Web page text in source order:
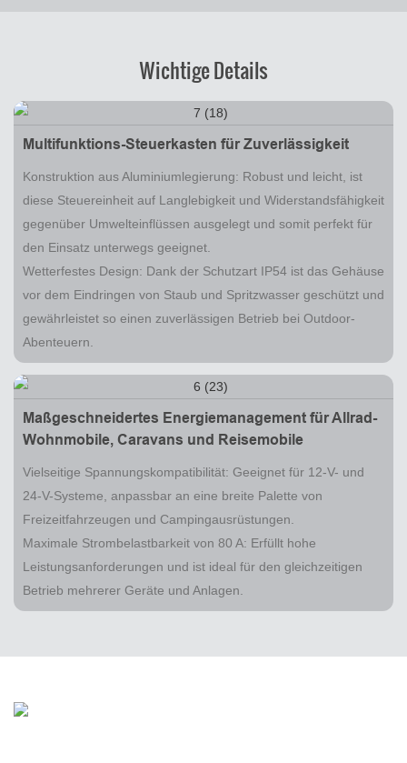
Wichtige Details
Multifunktions-Steuerkasten für Zuverlässigkeit
Konstruktion aus Aluminiumlegierung: Robust und leicht, ist
diese Steuereinheit auf Langlebigkeit und Widerstandsfähigkeit
gegenüber Umwelteinflüssen ausgelegt und somit perfekt für
den Einsatz unterwegs geeignet.
Wetterfestes Design: Dank der Schutzart IP54 ist das Gehäuse
vor dem Eindringen von Staub und Spritzwasser geschützt und
gewährleistet so einen zuverlässigen Betrieb bei Outdoor-
Abenteuern.
Maßgeschneidertes Energiemanagement für Allrad-
Wohnmobile, Caravans und Reisemobile
Vielseitige Spannungskompatibilität: Geeignet für 12-V- und
24-V-Systeme, anpassbar an eine breite Palette von
Freizeitfahrzeugen und Campingausrüstungen.
Maximale Strombelastbarkeit von 80 A: Erfüllt hohe
Leistungsanforderungen und ist ideal für den gleichzeitigen
Betrieb mehrerer Geräte und Anlagen.